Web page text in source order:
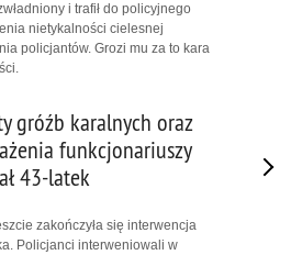
i trafił do policyjnego
nietykalności cielesnej
policjantów. Grozi mu za to kara
gróźb karalnych oraz
funkcjonariuszy
43-latek
zakończyła się interwencja
Policjanci interweniowali w